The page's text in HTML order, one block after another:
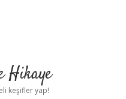
Hikaye
keşifler yap!